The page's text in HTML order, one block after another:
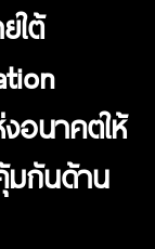
ใต้
อนาคตให้
มกันด้าน